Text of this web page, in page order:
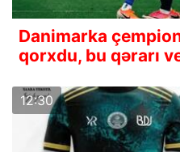
Danimarka
qorxdu, bu qərarı
12:30